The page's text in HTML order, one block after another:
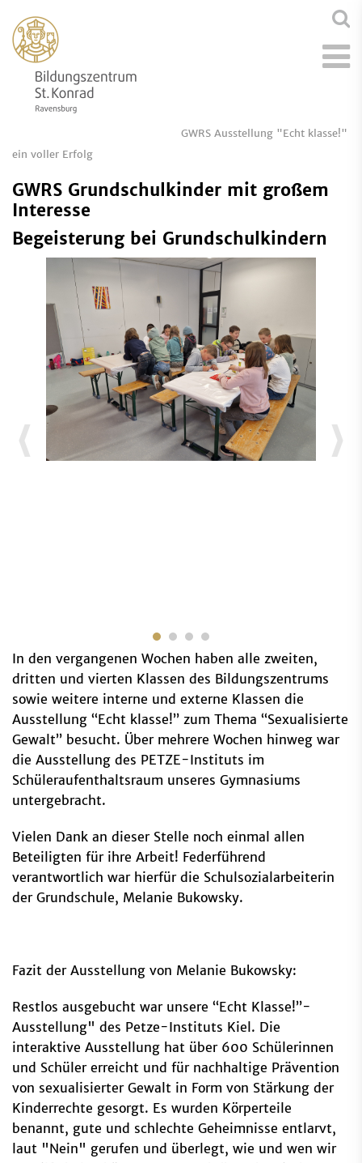
GWRS Ausstellung "Echt klasse!"
ein voller Erfolg
GWRS Grundschulkinder mit großem
Interesse
Begeisterung bei Grundschulkindern
In den vergangenen Wochen haben alle zweiten,
dritten und vierten Klassen des Bildungszentrums
sowie weitere interne und externe Klassen die
Ausstellung “Echt klasse!” zum Thema “Sexualisierte
Gewalt” besucht. Über mehrere Wochen hinweg war
die Ausstellung des PETZE-Instituts im
Schüleraufenthaltsraum unseres Gymnasiums
untergebracht.
Vielen Dank an dieser Stelle noch einmal allen
Beteiligten für ihre Arbeit! Federführend
verantwortlich war hierfür die Schulsozialarbeiterin
der Grundschule, Melanie Bukowsky.
Fazit der Ausstellung von Melanie Bukowsky:
Restlos ausgebucht war unsere “Echt Klasse!”-
Ausstellung" des Petze-Instituts Kiel. Die
interaktive Ausstellung hat über 600 Schülerinnen
und Schüler erreicht und für nachhaltige Prävention
von sexualisierter Gewalt in Form von Stärkung der
Kinderrechte gesorgt. Es wurden Körperteile
benannt, gute und schlechte Geheimnisse entlarvt,
laut "Nein" gerufen und überlegt, wie und wen wir